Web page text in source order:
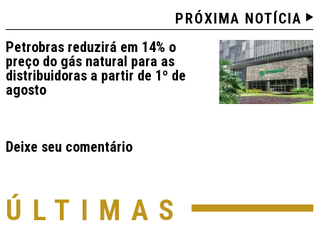
PRÓXIMA NOTÍCIA
Petrobras reduzirá em 14% o
preço do gás natural para as
distribuidoras a partir de 1º de
agosto
Deixe seu comentário
ÚLTIMAS